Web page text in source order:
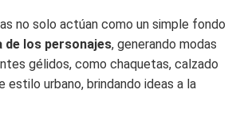
no solo actúan como un simple fondo
de los personajes, generando modas
gélidos, como chaquetas, calzado
urbano, brindando ideas a la